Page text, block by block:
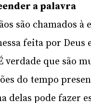
a palavra
são chamados à
feita por Deus
verdade que são
do tempo
delas pode fazer